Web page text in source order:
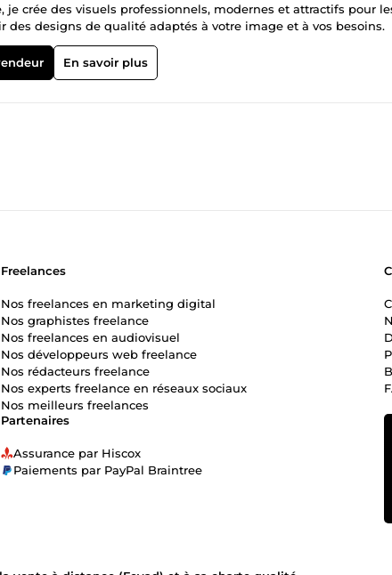
je crée des visuels professionnels, modernes et attractifs pour
designs de qualité adaptés à votre image et à vos besoins.
En savoir plus
Partenaires
Assurance par Hiscox
Paiements par PayPal Braintree
Freelances
Nos freelances en marketing digital
Nos graphistes freelance
Nos freelances en audiovisuel
Nos développeurs web freelance
Nos rédacteurs freelance
Nos experts freelance en réseaux sociaux
Nos meilleurs freelances